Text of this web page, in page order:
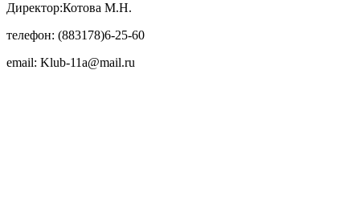
Директор:Котова М.Н.
телефон: (883178)6-25-60
email: Klub-11a@mail.ru